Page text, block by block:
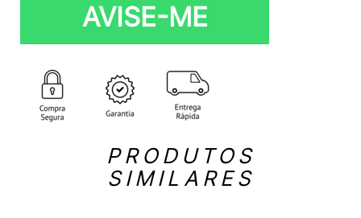
AVISE-ME
PRODUTOS
SIMILARES